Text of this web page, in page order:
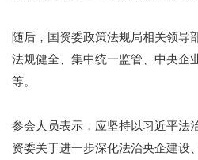
随后，国资委政策法规局相关领导
法规健全、集中统一监管、中央企
等。
参会人员表示，应坚持以习近平法
资委关于进一步深化法治央企建设